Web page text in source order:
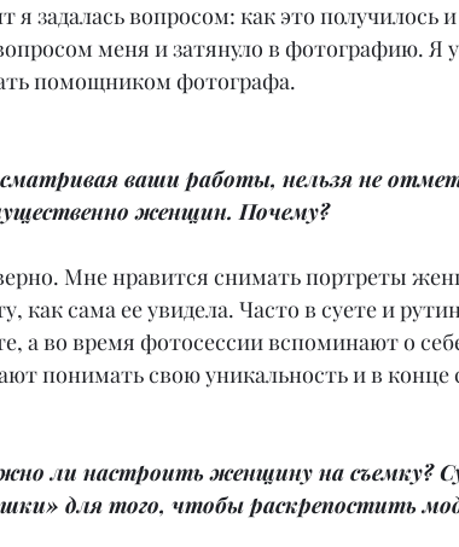
я задалась вопросом: как это получилось
меня и затянуло в фотографию. Я
помощником фотографа.
ваши работы, нельзя не
женщин. Почему?
Мне нравится снимать портреты
как сама ее увидела. Часто в суете и
а во время фотосессии вспоминают о
понимать свою уникальность и в
ли настроить женщину на съемку?
для того, чтобы раскрепостить